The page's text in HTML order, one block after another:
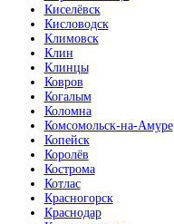
Киселёвск
Кисловодск
Климовск
Клин
Клинцы
Ковров
Когалым
Коломна
Комсомольск-на-Амуре
Копейск
Королёв
Кострома
Котлас
Красногорск
Краснодар